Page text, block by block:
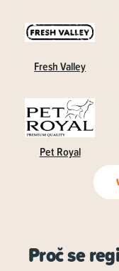
Fresh Valley
Pet Royal
Proč se